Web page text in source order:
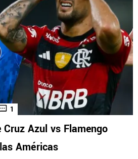
1
Azul vs Flamengo
Américas